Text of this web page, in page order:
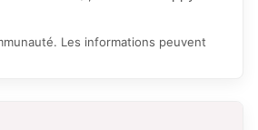
Les informations peuvent